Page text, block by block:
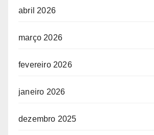
abril 2026
março 2026
fevereiro 2026
janeiro 2026
dezembro 2025